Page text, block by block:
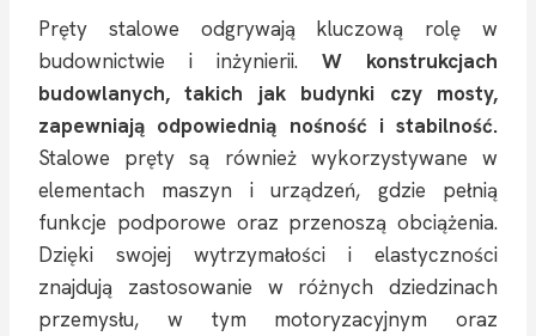
Pręty stalowe odgrywają kluczową rolę w
budownictwie i inżynierii. W konstrukcjach
budowlanych, takich jak budynki czy mosty,
zapewniają odpowiednią nośność i stabilność.
Stalowe pręty są również wykorzystywane w
elementach maszyn i urządzeń, gdzie pełnią
funkcje podporowe oraz przenoszą obciążenia.
Dzięki swojej wytrzymałości i elastyczności
znajdują zastosowanie w różnych dziedzinach
przemysłu, w tym motoryzacyjnym oraz